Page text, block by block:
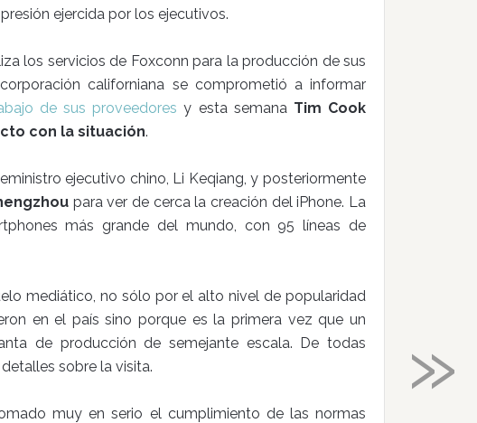
ejercida por los ejecutivos.
los servicios de Foxconn para la producción de sus
californiana se comprometió a informar
de sus proveedores y esta semana Tim Cook
con la situación.
ejecutivo chino, Li Keqiang, y posteriormente
para ver de cerca la creación del iPhone. La
más grande del mundo, con 95 líneas de
mediático, no sólo por el alto nivel de popularidad
en el país sino porque es la primera vez que un
de producción de semejante escala. De todas
sobre la visita.
muy en serio el cumplimiento de las normas
»